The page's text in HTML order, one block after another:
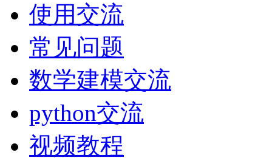
使用交流
常见问题
数学建模交流
python交流
视频教程